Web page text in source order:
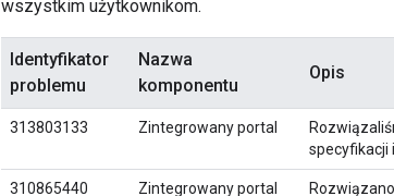
wszystkim użytkownikom.
Identyfikator
problemu
Nazwa
komponentu
Opis
313803133 Zintegrowany portal
specyfikacji
310865440 Zintegrowany portal